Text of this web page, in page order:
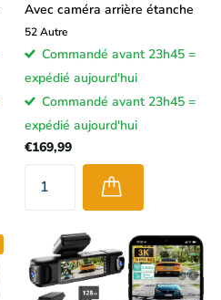
Avec caméra arrière étanche
52Autre
Commandé avant 23h45 =
expédié aujourd'hui
Commandé avant 23h45 =
expédié aujourd'hui
€169,99